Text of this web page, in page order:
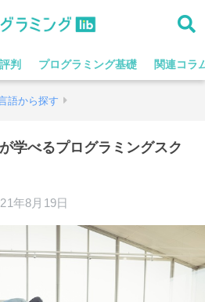
判 プログラミング基礎 関連コラ
語から探す
学べるプログラミングスク
年8月19日